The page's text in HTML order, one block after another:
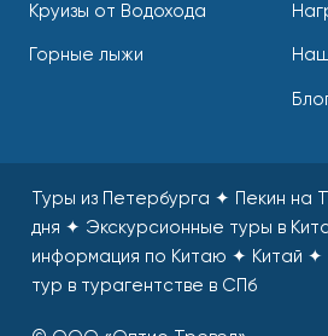
Круизы от Водохода
Горные лыжи
Туры из Петербурга ✦ Пекин на
дня ✦ Экскурсионные туры в
информация по Китаю ✦ Китай
тур в турагентстве в СПб